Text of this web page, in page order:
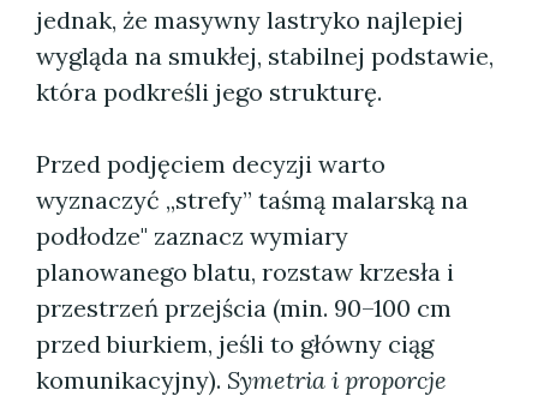
jednak, że masywny lastryko najlepiej
wygląda na smukłej, stabilnej podstawie,
która podkreśli jego strukturę.
Przed podjęciem decyzji warto
wyznaczyć „strefy” taśmą malarską na
podłodze" zaznacz wymiary
planowanego blatu, rozstaw krzesła i
przestrzeń przejścia (min. 90–100 cm
przed biurkiem, jeśli to główny ciąg
komunikacyjny). Symetria i proporcje